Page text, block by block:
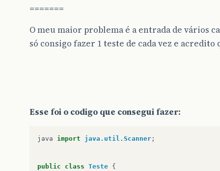
=======
O meu maior problema é a entrada de vários
só consigo fazer 1 teste de cada vez e
Esse foi o codigo que consegui fazer:
java import java.util.Scanner ;
public class Teste {